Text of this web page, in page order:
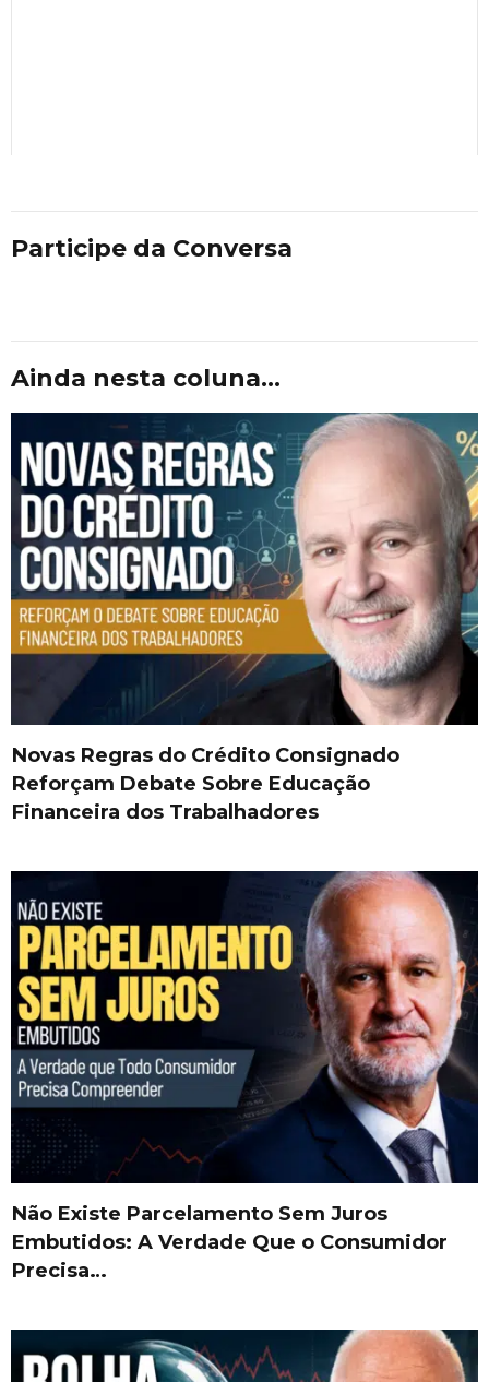
Participe da Conversa
Ainda nesta coluna...
Novas Regras do Crédito Consignado
Reforçam Debate Sobre Educação
Financeira dos Trabalhadores
Não Existe Parcelamento Sem Juros
Embutidos: A Verdade Que o Consumidor
Precisa…